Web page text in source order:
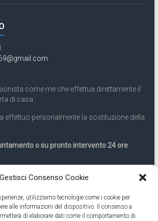
Gestisci Consenso Cookie
utilizziamo tecnologie come i cookie per
alle informazioni del dispositivo. Il consenso a
di elaborare dati come il comportamento di
come me che effettua direttamente il
di casa .
effettuo personalmente la sostituzione della
o su pronto intervento 24 ore
ore